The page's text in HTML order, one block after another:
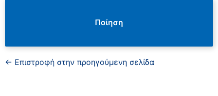
Ποίηση
← Επιστροφή στην προηγούμενη σελίδα